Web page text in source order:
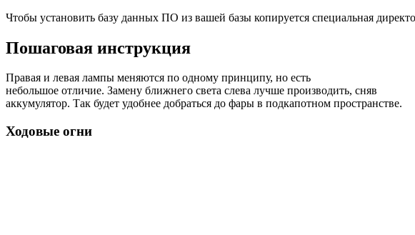
Чтобы установить базу данных ПО из вашей базы копируется специальная
Пошаговая инструкция
Правая и левая лампы меняются по одному принципу, но есть
небольшое отличие. Замену ближнего света слева лучше производить, сняв
аккумулятор. Так будет удобнее добраться до фары в подкапотном пространстве.
Ходовые огни